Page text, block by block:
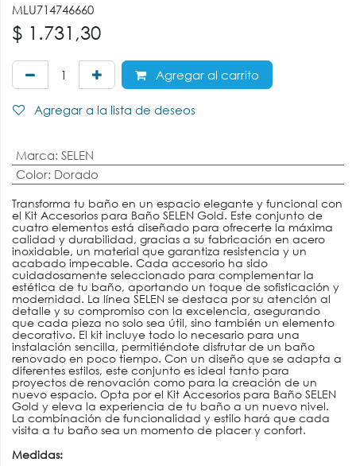
MLU714746660
$ 1.731,30
Agregar al carrito
Agregar a la lista de deseos
Marca: SELEN
Color: Dorado
Transforma tu baño en un espacio elegante y funcional con
el Kit Accesorios para Baño SELEN Gold. Este conjunto de
cuatro elementos está diseñado para ofrecerte la máxima
calidad y durabilidad, gracias a su fabricación en acero
inoxidable, un material que garantiza resistencia y un
acabado impecable. Cada accesorio ha sido
cuidadosamente seleccionado para complementar la
estética de tu baño, aportando un toque de sofisticación y
modernidad. La línea SELEN se destaca por su atención al
detalle y su compromiso con la excelencia, asegurando
que cada pieza no solo sea útil, sino también un elemento
decorativo. El kit incluye todo lo necesario para una
instalación sencilla, permitiéndote disfrutar de un baño
renovado en poco tiempo. Con un diseño que se adapta a
diferentes estilos, este conjunto es ideal tanto para
proyectos de renovación como para la creación de un
nuevo espacio. Opta por el Kit Accesorios para Baño SELEN
Gold y eleva la experiencia de tu baño a un nuevo nivel.
La combinación de funcionalidad y estilo hará que cada
visita a tu baño sea un momento de placer y confort.
Medidas: